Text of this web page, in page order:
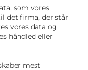
som vores
det firma, der står
vores data og
håndled eller
mest